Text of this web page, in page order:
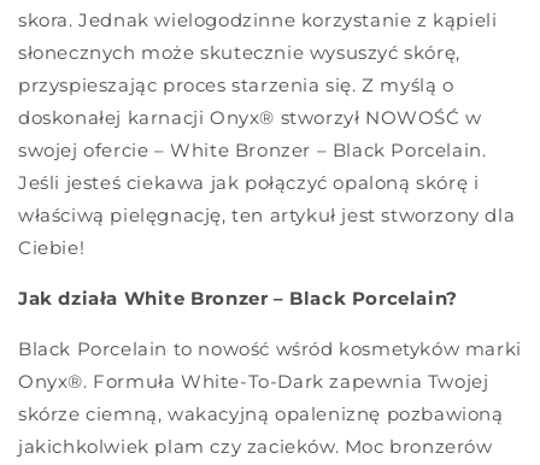
skora. Jednak wielogodzinne korzystanie z kąpieli
słonecznych może skutecznie wysuszyć skórę,
przyspieszając proces starzenia się. Z myślą o
doskonałej karnacji Onyx® stworzył NOWOŚĆ w
swojej ofercie – White Bronzer – Black Porcelain.
Jeśli jesteś ciekawa jak połączyć opaloną skórę i
właściwą pielęgnację, ten artykuł jest stworzony dla
Ciebie!
Jak działa White Bronzer – Black Porcelain?
Black Porcelain to nowość wśród kosmetyków marki
Onyx®. Formuła White-To-Dark zapewnia Twojej
skórze ciemną, wakacyjną opaleniznę pozbawioną
jakichkolwiek plam czy zacieków. Moc bronzerów